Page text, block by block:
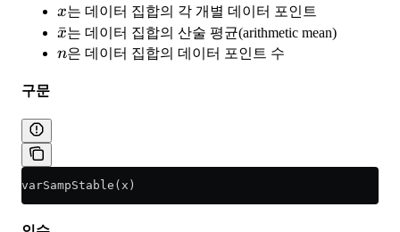
x
x는 데이터 집합의 각 개별 데이터 포인트
\bar{x}
x
ˉ는 데이터 집합의 산술 평균(arithmetic mean)
n
n은 데이터 집합의 데이터 포인트 수
구문
varSampStable(x)